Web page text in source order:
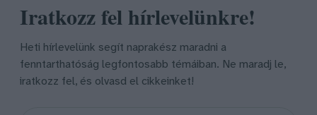
Iratkozz fel hírlevelünkre!
Heti hírlevelünk segít naprakész maradni a
fenntarthatóság legfontosabb témáiban. Ne maradj le,
iratkozz fel, és olvasd el cikkeinket!